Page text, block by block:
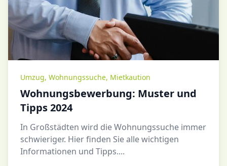
Umzug, Wohnungssuche, Mietkaution
Wohnungsbewerbung: Muster und
Tipps 2024
In Großstädten wird die Wohnungssuche immer
schwieriger. Hier finden Sie alle wichtigen
Informationen und Tipps....